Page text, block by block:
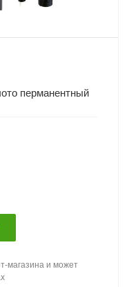
перманентный
магазина и может